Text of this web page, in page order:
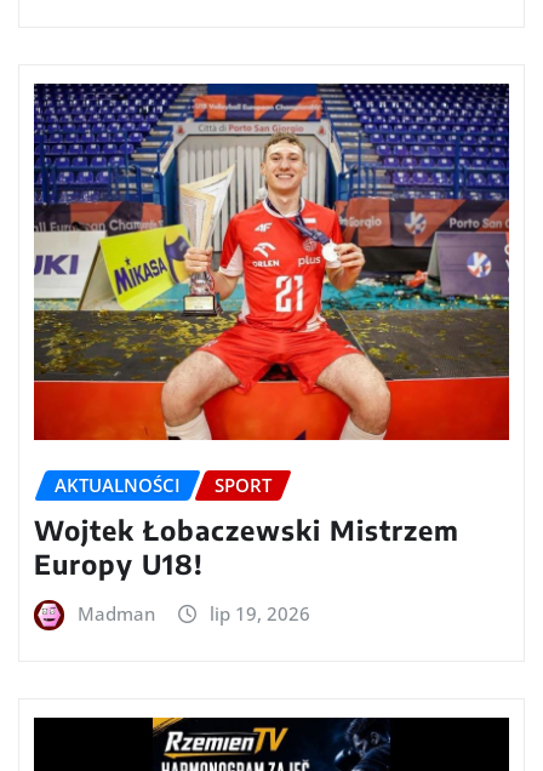
AKTUALNOŚCI SPORT
Wojtek Łobaczewski Mistrzem
Europy U18!
Madman lip 19, 2026